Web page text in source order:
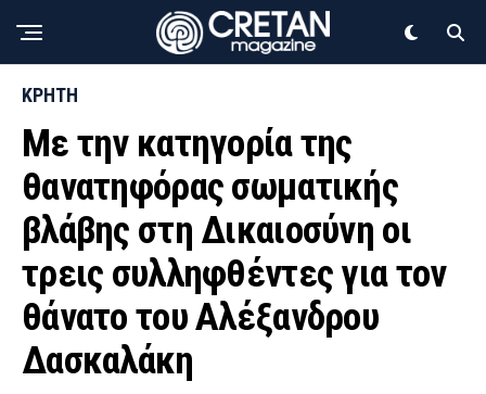
ΚΡΗΤΗ
Με την κατηγορία της
θανατηφόρας σωματικής
βλάβης στη Δικαιοσύνη οι
τρεις συλληφθέντες για τον
θάνατο του Αλέξανδρου
Δασκαλάκη